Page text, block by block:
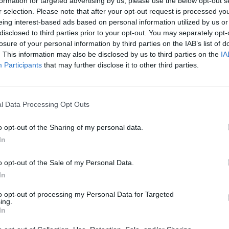
selection. Please note that after your opt-out request is processed
interest-based ads based on personal information utilized by us
to third parties prior to your opt-out. You may separately
of your personal information by third parties on the IAB’s list of
This information may also be disclosed by us to third parties on the
Participants that may further disclose it to other third parties.
Data Processing Opt Outs
opt-out of the Sharing of my personal data.
opt-out of the Sale of my Personal Data.
opt-out of processing my Personal Data for Targeted
a magyarországi FHB Földhitel- és Jelzálogbank
egyúttal a pénzügyi erőre vonatkozó besorolását
az FHB Rt. által kibocsátott jelzáloglevelek A1-es
a kormányzathoz kapcsolt kibocsátók minősítési
szerint a megerősítés, illetve a pénzügyi erő tekintetében
privatizáció lefújását követő első hivatalos Moody's reakció.
állította le a privatizációt...
portfolio.hu hírarchívumához tartozik, melynek olvasása
tartalmazza: